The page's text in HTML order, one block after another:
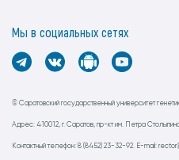
© Саратовский государственный университет
Адрес: 410012, г. Саратов, пр-кт им. Петра
Контактный телефон: 8 (8452) 23-32-92. E-mail:
Мы в социальных сетях